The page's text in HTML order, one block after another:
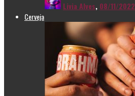
Livia Alves, 08/11/2022
Cerveja